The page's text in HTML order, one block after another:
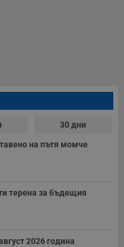
30 дни
на пътя момче
терена за бъдещия
2026 година